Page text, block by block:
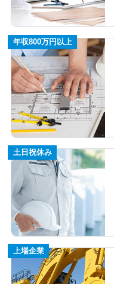
年収800万円以上
土日祝休み
上場企業